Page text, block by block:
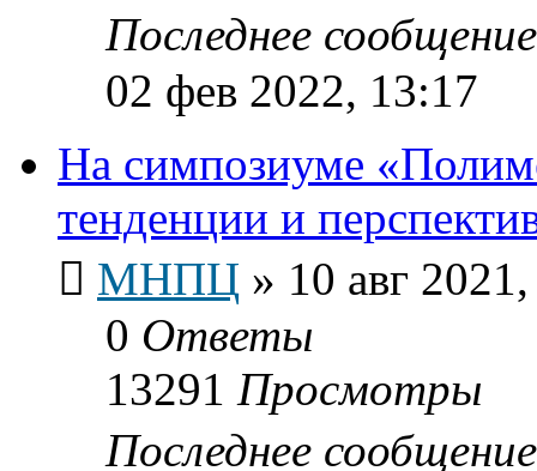
Последнее
02 фев 2022, 13:17
На симпозиуме
тенденции и
МНПЦ » 10 авг
0 Ответы
13291 Просмотры
Последнее